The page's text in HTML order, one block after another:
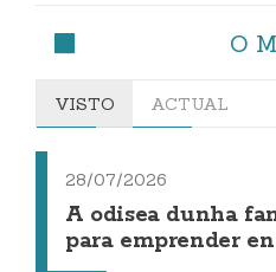
O
VISTO ACTUAL
28/07/2026
A odisea dunha
para emprender